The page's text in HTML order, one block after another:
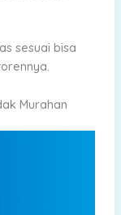
sesuai bisa
Murahan